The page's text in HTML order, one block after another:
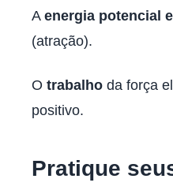
A energia potencial
(atração).
O trabalho da força
positivo.
Pratique